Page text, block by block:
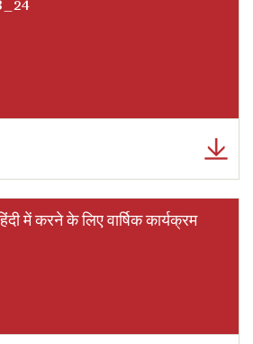
में करने के लिए वार्षिक कार्यक्रम